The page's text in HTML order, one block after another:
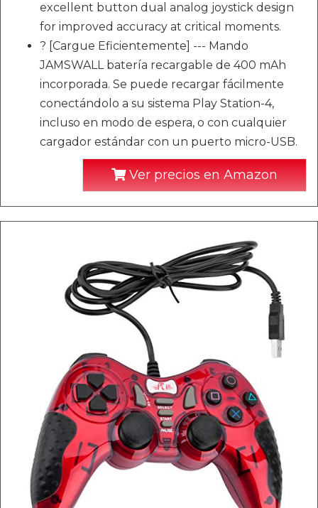
excellent button dual analog joystick design
for improved accuracy at critical moments.
? [Cargue Eficientemente] --- Mando
JAMSWALL batería recargable de 400 mAh
incorporada. Se puede recargar fácilmente
conectándolo a su sistema Play Station-4,
incluso en modo de espera, o con cualquier
cargador estándar con un puerto micro-USB.
Ver precios en Amazon